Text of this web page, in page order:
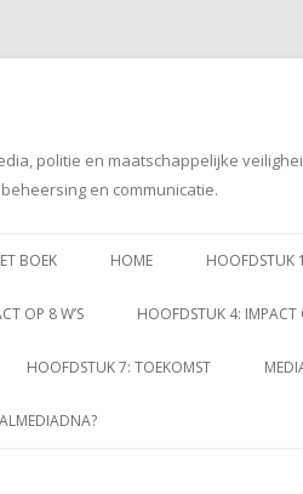
politie en maatschappelijke
en communicatie.
naar
BOEK HOME HOOFDSTUK
OP 8 W’S HOOFDSTUK 4: IMPACT
HOOFDSTUK 7: TOEKOMST